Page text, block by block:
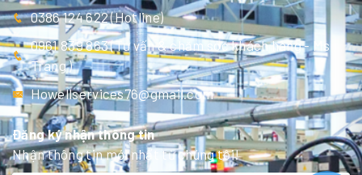
0386 124 622 (Hotline)
0961 839 863 (Tư vấn & chăm sóc khách hàng - Ms
Trang )
Howellservices76@gmail.com
Đăng ký nhận thông tin
Nhận thông tin mới nhất từ chúng tôi!